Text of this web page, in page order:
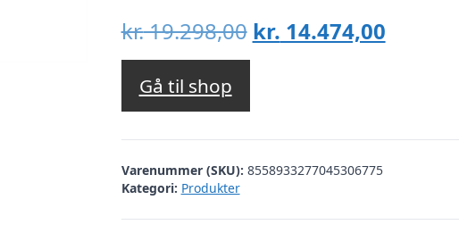
kr.19.298,00 Den
kr. 19.298,00.
kr. 14.474,00Den
kr.
Gå til shop
Varenummer (SKU): 8558933277045306775
Kategori: Produkter